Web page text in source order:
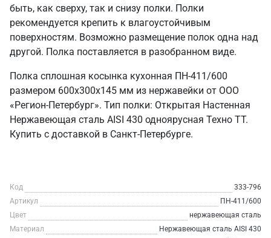
быть, как сверху, так и снизу полки. Полки
рекомендуется крепить к влагоустойчивым
поверхностям. Возможно размещение полок одна над
другой. Полка поставляется в разобранном виде.
Полка сплошная косынка кухонная ПН-411/600
размером 600х300х145 мм из нержавейки от ООО
«Регион-Петербург». Тип полки: Открытая Настенная
Нержавеющая сталь AISI 430 одноярусная Техно ТТ.
Купить с доставкой в Санкт‑Петербурге.
Код
333-796
Артикул
ПН-411/600
Цвет
нержавеющая сталь
Материал
Нержавеющая сталь AISI 430